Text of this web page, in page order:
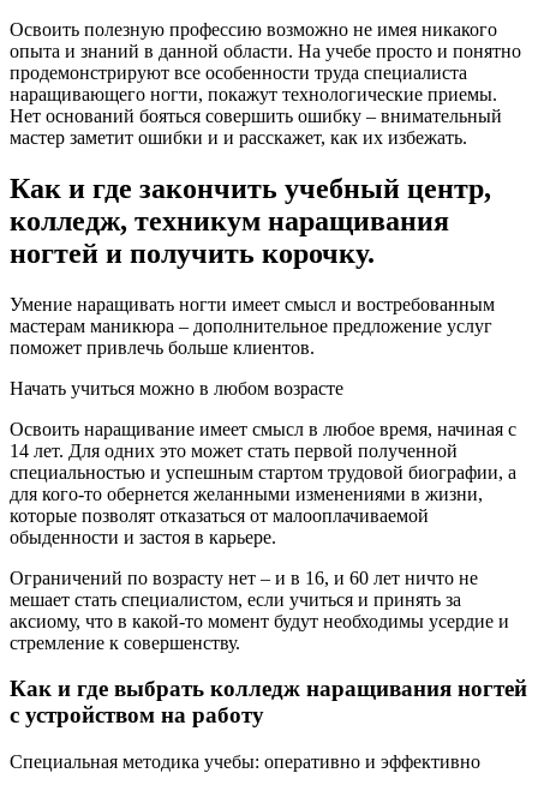
Освоить полезную профессию возможно не имея никакого
опыта и знаний в данной области. На учебе просто и понятно
продемонстрируют все особенности труда специалиста
наращивающего ногти, покажут технологические приемы.
Нет оснований бояться совершить ошибку – внимательный
мастер заметит ошибки и и расскажет, как их избежать.
Как и где закончить учебный центр,
колледж, техникум наращивания
ногтей и получить корочку.
Умение наращивать ногти имеет смысл и востребованным
мастерам маникюра – дополнительное предложение услуг
поможет привлечь больше клиентов.
Начать учиться можно в любом возрасте
Освоить наращивание имеет смысл в любое время, начиная с
14 лет. Для одних это может стать первой полученной
специальностью и успешным стартом трудовой биографии, а
для кого-то обернется желанными изменениями в жизни,
которые позволят отказаться от малооплачиваемой
обыденности и застоя в карьере.
Ограничений по возрасту нет – и в 16, и 60 лет ничто не
мешает стать специалистом, если учиться и принять за
аксиому, что в какой-то момент будут необходимы усердие и
стремление к совершенству.
Как и где выбрать колледж наращивания ногтей
с устройством на работу
Специальная методика учебы: оперативно и эффективно